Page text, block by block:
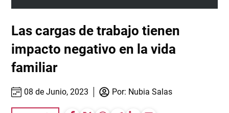
Las cargas de trabajo tienen
impacto negativo en la vida
familiar
08 de Junio, 2023 Por: Nubia Salas